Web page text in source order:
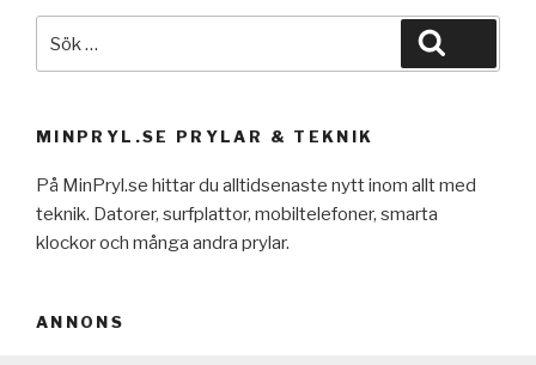
efter:
MINPRYL.SE PRYLAR & TEKNIK
På MinPryl.se hittar du alltidsenaste nytt inom allt med
teknik. Datorer, surfplattor, mobiltelefoner, smarta
klockor och många andra prylar.
ANNONS